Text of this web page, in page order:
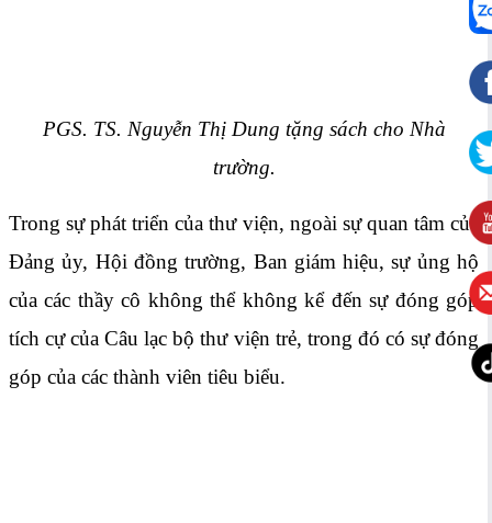
PGS. TS. Nguyễn Thị Dung tặng sách cho Nhà
trường.
Trong sự phát triển của thư viện, ngoài sự quan tâm của
Đảng ủy, Hội đồng trường, Ban giám hiệu, sự ủng hộ
của các thầy cô không thể không kể đến sự đóng góp
tích cự của Câu lạc bộ thư viện trẻ, trong đó có sự đóng
góp của các thành viên tiêu biểu.